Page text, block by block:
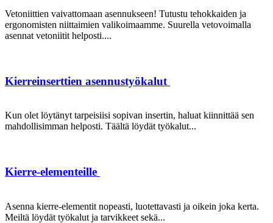
Vetoniittien vaivattomaan asennukseen! Tutustu tehokkaiden ja
ergonomisten niittaimien valikoimaamme. Suurella vetovoimalla
asennat vetoniitit helposti....
Kierreinserttien asennustyökalut
Kun olet löytänyt tarpeisiisi sopivan insertin, haluat kiinnittää sen
mahdollisimman helposti. Täältä löydät työkalut...
Kierre-elementeille
Asenna kierre-elementit nopeasti, luotettavasti ja oikein joka kerta.
Meiltä löydät työkalut ja tarvikkeet sekä...